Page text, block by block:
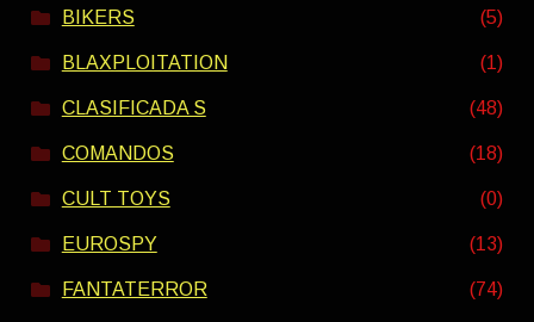
BIKERS (5)
BLAXPLOITATION (1)
CLASIFICADA S (48)
COMANDOS (18)
CULT TOYS (0)
EUROSPY (13)
FANTATERROR (74)